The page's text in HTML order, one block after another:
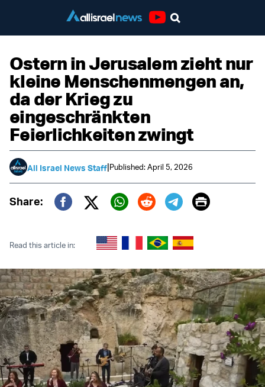
Ostern in Jerusalem zieht nur
kleine Menschenmengen an,
da der Krieg zu
eingeschränkten
Feierlichkeiten zwingt
All Israel News Staff|Published: April 5, 2026
Share:
Twitter (X)
Print
Read this article in: